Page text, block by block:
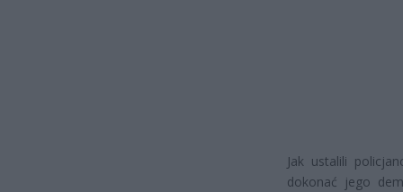
Jak ustalili
dokonać jego